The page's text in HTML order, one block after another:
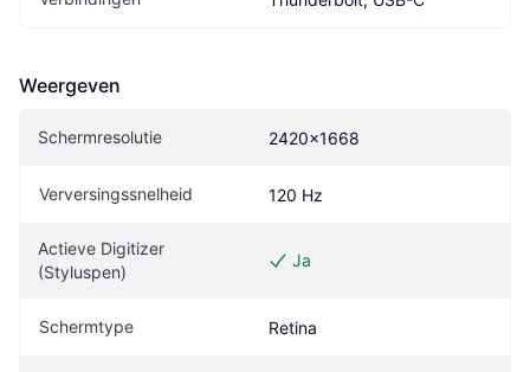
Weergeven
Schermresolutie 2420x1668
Verversingssnelheid 120 Hz
Actieve Digitizer
(Styluspen)
Ja
Schermtype Retina